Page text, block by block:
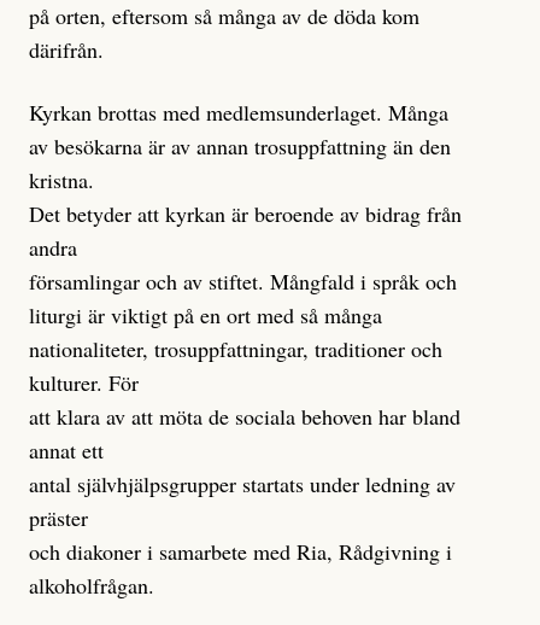
på orten, eftersom så många av de döda kom
därifrån.
Kyrkan brottas med medlemsunderlaget. Många
av besökarna är av annan trosuppfattning än den
kristna.
Det betyder att kyrkan är beroende av bidrag från
andra
församlingar och av stiftet. Mångfald i språk och
liturgi är viktigt på en ort med så många
nationaliteter, trosuppfattningar, traditioner och
kulturer. För
att klara av att möta de sociala behoven har bland
annat ett
antal självhjälpsgrupper startats under ledning av
präster
och diakoner i samarbete med Ria, Rådgivning i
alkoholfrågan.